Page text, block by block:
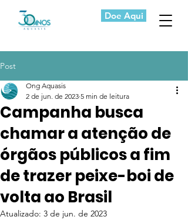
Doe Aqui
Post
Campanha busca
chamar a atenção de
órgãos públicos a fim
de trazer peixe-boi de
volta ao Brasil
Ong Aquasis
2 de jun. de 2023 5 min de leitura
Atualizado: 3 de jun. de 2023